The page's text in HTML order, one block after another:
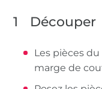
1 Découper
Les pièces
marge de